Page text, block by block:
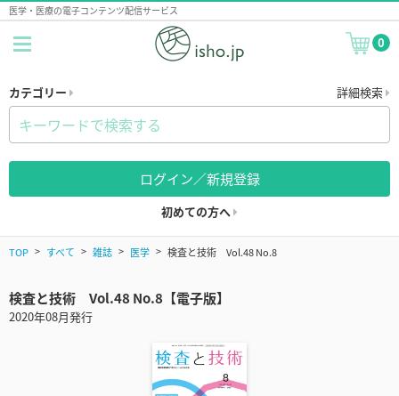
医学・医療の電子コンテンツ配信サービス
0
カテゴリー 詳細検索
ログイン／新規登録
初めての方へ
TOP すべて 雑誌 医学 検査と技術 Vol.48 No.8
検査と技術 Vol.48 No.8【電子版】
2020年08月発行